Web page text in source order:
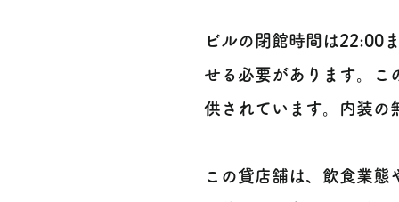
ビルの閉館時間は22:00
せる必要があります。こ
供されています。内装の
この貸店舗は、飲食業